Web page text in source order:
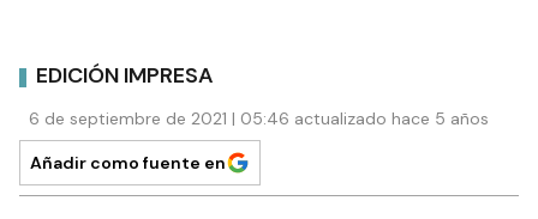
EDICIÓN IMPRESA
6 de septiembre de 2021 | 05:46 actualizado hace 5 años
Añadir como fuente en